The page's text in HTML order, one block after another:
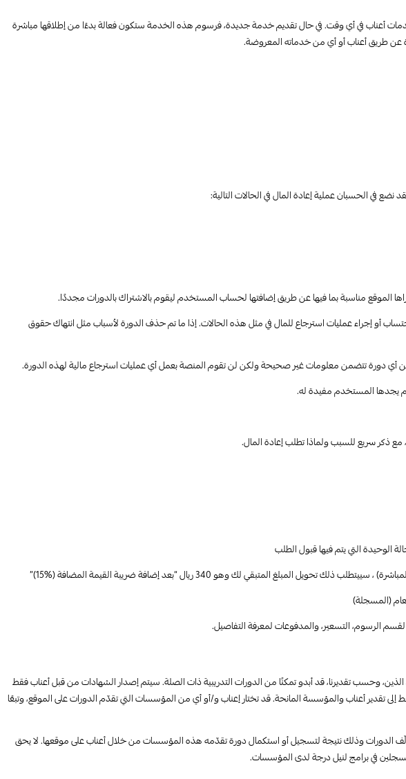
أعناب في أي وقت. في حال تقديم خدمة جديدة، فرسوم هذه الخدمة ستكون فعالة بدءًا من إطلاقها مباشرة
عن طريق أعناب أو أي من خدماته المعروضة.
أو إجراء عمليات استرجاع للمال في مثل هذه الحالات. إذا ما تم حذف الدورة لأسباب مثل انتهاك حقوق
الوحيدة التي يتم فيها قبول الطلب
المتبقي لك وهو 340 ريال “بعد إضافة ضريبة القيمة المضافة (%15)”
(المسجلة)
الرسوم، التسعير، والمدفوعات لمعرفة التفاصيل.
الذين، وحسب تقديرنا، قد أبدو تمكنًا من الدورات التدريبية ذات الصلة. سيتم إصدار الشهادات من قبل أعناب فقط
تقدير أعناب والمؤسسة المانحة. قد تختار إعناب و/أو أي من المؤسسات التي تقدّم الدورات على الموقع، وتبعًا
الدورات وذلك نتيجة لتسجيل أو استكمال دورة تقدّمه هذه المؤسسات من خلال أعناب على موقعها. لا يحق
في برامج لنيل درجة لدى المؤسسات.